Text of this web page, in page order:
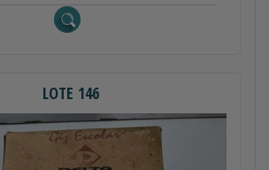
LOTE 146